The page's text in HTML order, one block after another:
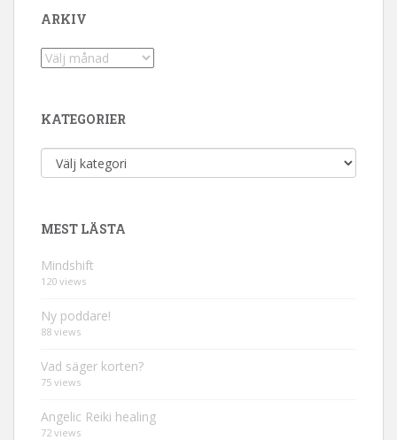
ARKIV
Arkiv
KATEGORIER
Kategorier
MEST LÄSTA
Mindshift
120 views
Ny poddare!
88 views
Vad säger korten?
75 views
Angelic Reiki healing
72 views